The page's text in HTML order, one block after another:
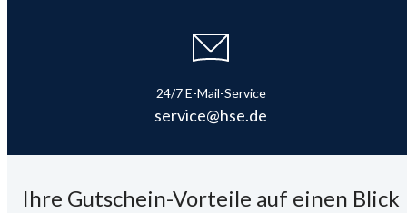
24/7 E-Mail-Service
service@hse.de
Ihre Gutschein-Vorteile auf einen Blick